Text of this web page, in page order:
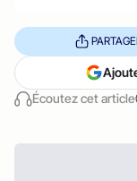
Écoutez cet article